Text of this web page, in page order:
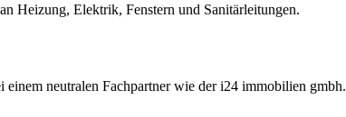
Heizung, Elektrik, Fenstern und Sanitärleitungen.
neutralen Fachpartner wie der i24 immobilien gmbh.